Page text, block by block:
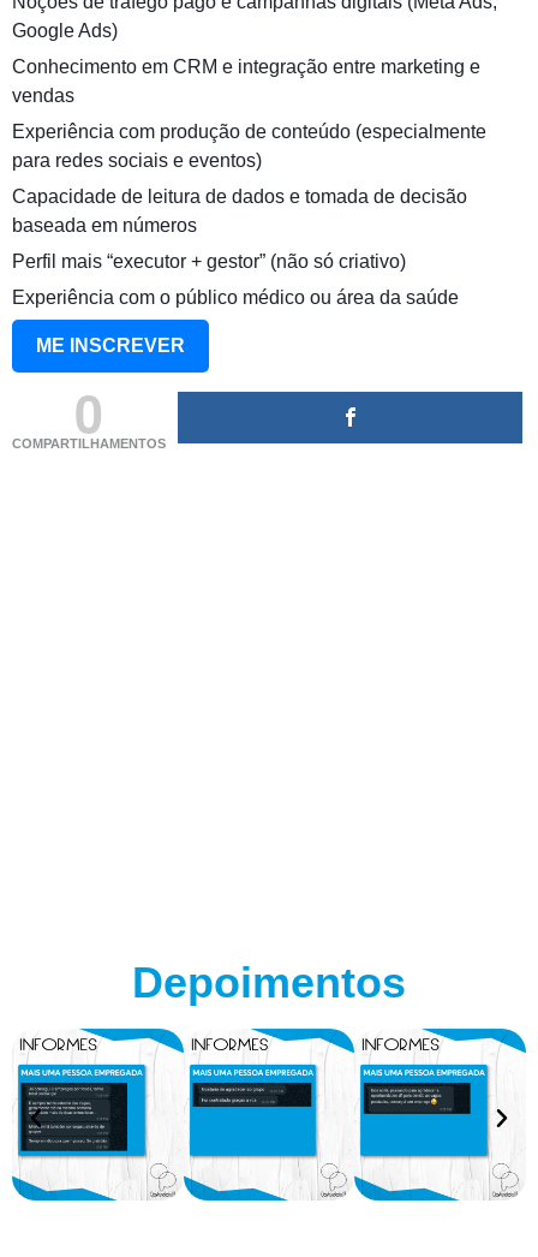
Google Ads)
Conhecimento em CRM e integração entre marketing e
vendas
Experiência com produção de conteúdo (especialmente
para redes sociais e eventos)
Capacidade de leitura de dados e tomada de decisão
baseada em números
Perfil mais “executor + gestor” (não só criativo)
Experiência com o público médico ou área da saúde
ME INSCREVER
0
COMPARTILHAMENTOS
Depoimentos